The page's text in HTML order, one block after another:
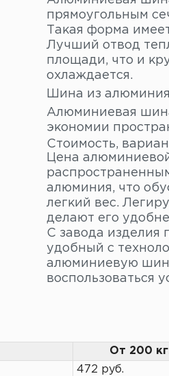
прямоугольным
Такая форма
Лучший отвод
площади, что и
охлаждается.
Шина из алюминия
Алюминиевая
экономии
Стоимость,
Цена
алюминия, что
легкий вес.
делают его
С завода изделия
удобный с
алюминиевую
воспользоваться
От 200
472 руб.